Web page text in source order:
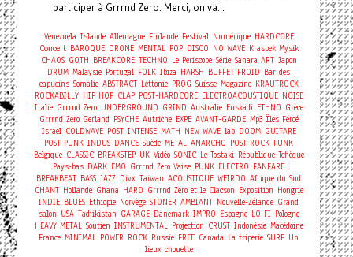
participer à Grrrnd Zero. Merci, on va...
Venezuela Islande Allemagne Finlande Festival Numérique HARDCORE
Concert BAROQUE DRONE MENTAL POP DISCO NO WAVE Kraspek Mysik
CHAOS GOTH BREAKCORE TECHNO Le Periscope Série Sahara ART Japon
DRUM Malaysie Portugal FOLK Ibiza HARSH BUFFET FROID Bar des
capucins Somalie ABSTRACT Lettonie PROG Suisse Magazine KRAUTROCK
ROCKABILLY HIP HOP CLAP POST-HARDCORE ELECTROACOUSTIQUE NOISE
Italie Grrrnd Zero UNDERGROUND GRIND Australie Euskadi ETHNO Grèce
Grrrnd Zero Gerland PSYCHE Autriche EXPE AVANT-GARDE Mp3 Îles Féroé
Israel COLDWAVE POST INTENSE MATH NEW WAVE lab DOOM GUITARE
POST-PUNK INDUS DANCE Suède METAL ANARCHO POST-ROCK FUNK
Belgique CLASSIC BREAKSTEP UK Vidéo SONIC Le Tostaki République Tchèque
Pays-bas DARK EMO Grrrnd Zero Vaise PUNK ELECTRO FANFARE
BREAKBEAT BASS JAZZ Divx Taiwan ACOUSTIQUE WEIRDO Afrique du Sud
CHANT Hollande Ghana HARD Grrrnd Zero et le Clacson Exposition Hongrie
INDIE BLUES Ethiopie Norvège STONER AMBIANT Nouvelle-Zélande Grand
salon USA Tadjikistan GARAGE Danemark IMPRO Espagne LO-FI Pologne
HEAVY METAL Soutien INSTRUMENTAL Projection CRUST Indonésie Macédoine
France MINIMAL POWER ROCK Russie FREE Canada La triperie SURF Un
lieux chouette